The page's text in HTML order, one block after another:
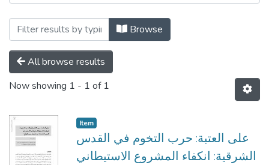
Browse
All browse results
Now showing 1 - 1 of 1
Item
على العتبة: حرب التخوم في القدس
الشرقية: انكفاء المشروع الاستيطاني